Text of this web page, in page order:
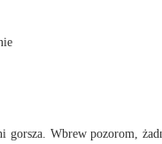
gorsza. Wbrew pozorom,